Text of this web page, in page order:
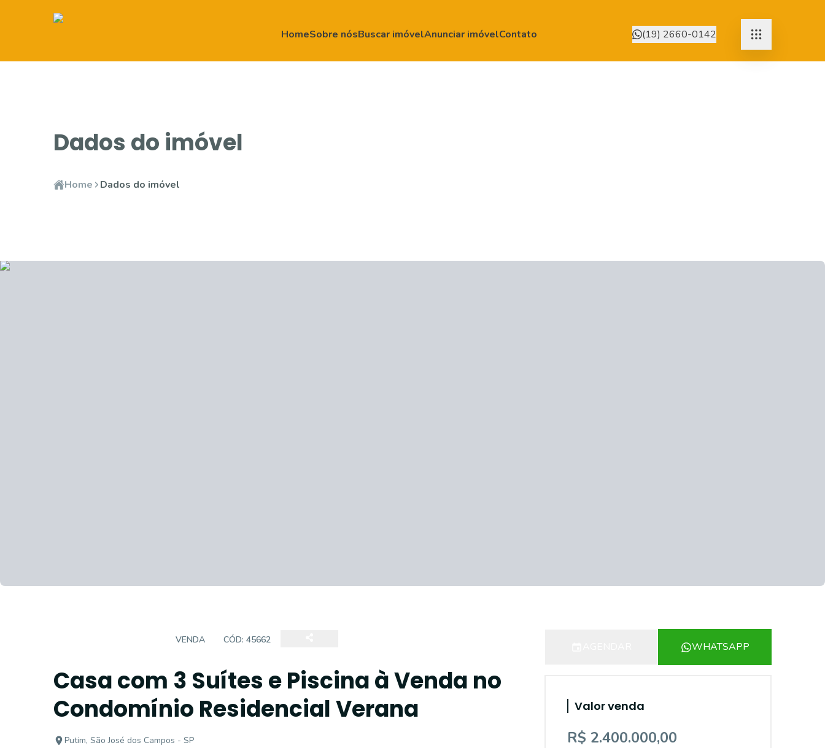
HomeSobre nósBuscar imóvelAnunciar imóvelContato (19) 2660-0142
Dados do imóvel
Home Dados do imóvel
VENDA CÓD: 45662
Casa com 3 Suítes e Piscina à Venda no
Condomínio Residencial Verana
Putim, São José dos Campos - SP
WHATSAPP
Valor venda
R$ 2.400.000,00